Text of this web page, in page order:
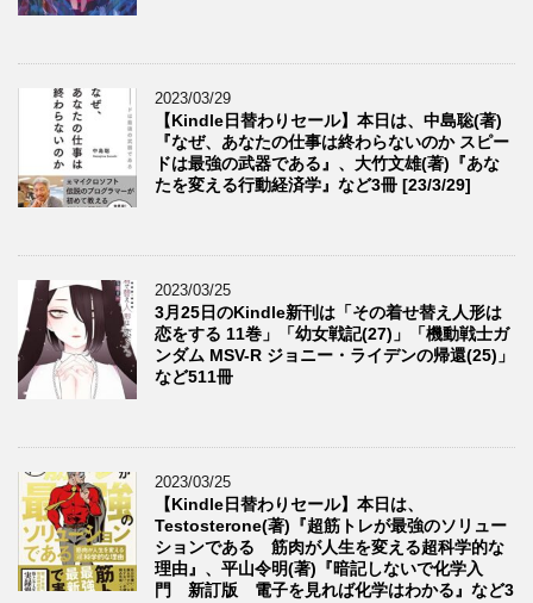
2023/03/29
【Kindle日替わりセール】本日は、中島聡(著)
『なぜ、あなたの仕事は終わらないのか スピー
ドは最強の武器である』、大竹文雄(著)『あな
たを変える行動経済学』など3冊 [23/3/29]
2023/03/25
3月25日のKindle新刊は「その着せ替え人形は
恋をする 11巻」「幼女戦記(27)」「機動戦士ガ
ンダム MSV-R ジョニー・ライデンの帰還(25)」
など511冊
2023/03/25
【Kindle日替わりセール】本日は、
Testosterone(著)『超筋トレが最強のソリュー
ションである 筋肉が人生を変える超科学的な
理由』、平山令明(著)『暗記しないで化学入
門 新訂版 電子を見れば化学はわかる』など3